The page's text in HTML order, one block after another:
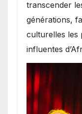
transcender
générations,
culturelles les
influentes